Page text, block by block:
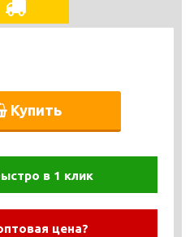
Купить
в 1 клик
цена?